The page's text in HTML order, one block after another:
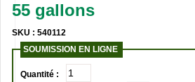
55 gallons
SKU : 540112
SOUMISSION EN LIGNE
Quantité :